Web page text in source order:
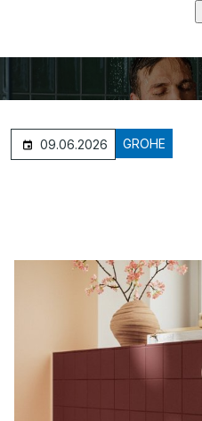
09.06.2026 GROHE